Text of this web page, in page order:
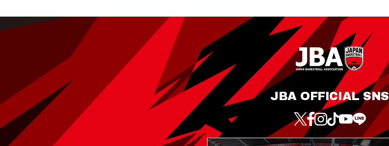
JBA OFFICIAL SNS